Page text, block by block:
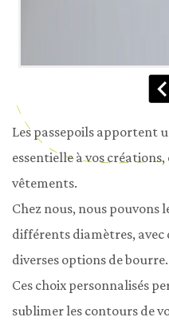
Les passepoils apportent
essentielle à vos
vêtements.
Chez nous, nous pouvons
différents diamètres, avec
diverses options de bourre.
Ces choix personnalisés
sublimer les contours de